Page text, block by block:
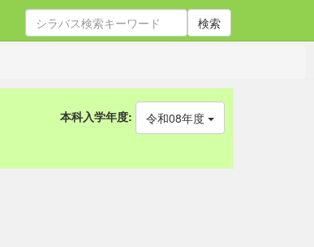
検索
本科入学年度: 令和08年度